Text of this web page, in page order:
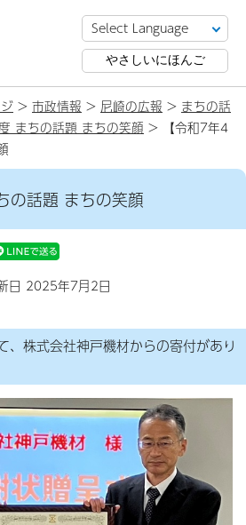
やさしいにほんご
> 市政情報 > 尼崎の広報 > まちの話
まちの話題 まちの笑顔 > 【令和7年4
の話題 まちの笑顔
日 2025年7月2日
株式会社神戸機材からの寄付があり